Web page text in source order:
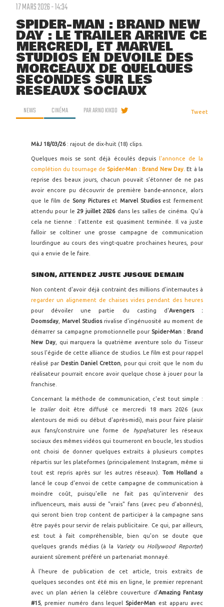
17 MARS 2026 - 14:34
SPIDER-MAN : BRAND NEW
DAY : LE TRAILER ARRIVE CE
MERCREDI, ET MARVEL
STUDIOS EN DÉVOILE DES
MORCEAUX DE QUELQUES
SECONDES SUR LES
RÉSEAUX SOCIAUX
NEWS CINÉMA PARARNO KIKOO Tweet
MàJ 18/03/26 : rajout de dix-huit (18) clips.
Quelques mois se sont déjà écoulés depuis l'annonce de la
complétion du tournage de Spider-Man : Brand New Day. Et à la
reprise des beaux jours, chacun pouvait s'étonner de ne pas
avoir encore pu découvrir de première bande-annonce, alors
que le film de Sony Pictures et Marvel Studios est fermement
attendu pour le29 juillet 2026 dans les salles de cinéma. Qu'à
cela ne tienne : l'attente est quasiment terminée. Il va juste
falloir se coltiner une grosse campagne de communication
lourdingue au cours des vingt-quatre prochaines heures, pour
qui a envie de le faire.
SINON, ATTENDEZ JUSTE JUSQUE DEMAIN
Non content d'avoir déjà contraint des millions d'internautes à
regarder un alignement de chaises vides pendant des heures
pour dévoiler une partie du casting d'Avengers :
Doomsday Marvel Studios rivalise d'ingénuosité au moment de
démarrer sa campagne promotionnelle pour Spider-Man : Brand
New Day, qui marquera la quatrième aventure solo du Tisseur
sous l'égide de cette alliance de studios. Le film est pour rappel
réalisé par Destin Daniel Cretton, pour qui croit que le nom du
réalisateur pourrait encore avoir quelque chose à jouer pour la
franchise.
Concernant la méthode de communication, c'est tout simple :
le trailer doit être diffusé ce mercredi 18 mars 2026 (aux
alentours de midi ou début d'après-midi), mais pour faire plaisir
aux fans/construire une forme de
hype/saturer les réseaux
sociaux des mêmes vidéos qui tourneront en boucle, les studios
ont choisi de donner quelques extraits à plusieurs comptes
répartis sur les plateformes (principalement Instagram, même si
tout est repris après sur les autres réseaux). Tom Holland a
lancé le coup d'envoi de cette campagne de communication à
moindre coût, puisqu'elle ne fait pas qu'intervenir des
influenceurs, mais aussi de "vrais" fans (avec peu d'abonnés),
qui seront bien trop content de participer à la campagne sans
être payés pour servir de relais publicitaire. Ce qui, par ailleurs,
est tout à fait compréhensible, bien qu'on se doute que
quelques grands médias (à la
Variety ou Hollywood Reporter)
auraient sûrement préféré un partenariat monnayé.
À l'heure de publication de cet article, trois extraits de
quelques secondes ont été mis en ligne, le premier reprenant
avec un plan aérien la célèbre couverture d'Amazing Fantasy
#15, premier numéro dans lequel Spider-Man est apparu avec